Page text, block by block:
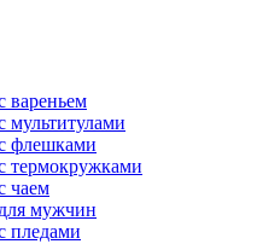
вареньем
флешками
термокружками
чаем
мужчин
пледами